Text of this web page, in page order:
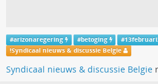
#arizonaregering #betoging #
!Syndicaal nieuws & discussie Belgie
Syndicaal nieuws & discussie Belgie